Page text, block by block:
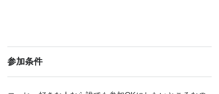
参加条件